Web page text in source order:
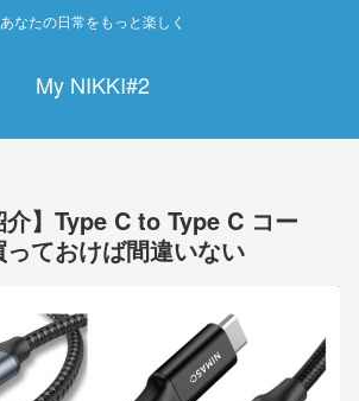
あなたの日常をもっと楽しく
My NIKKI#2
介】Type C to Type C コー
っておけば間違いない